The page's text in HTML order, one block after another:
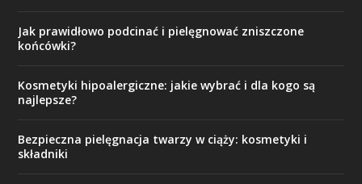
Jak prawidłowo podcinać i pielęgnować zniszczone
końcówki?
Kosmetyki hipoalergiczne: jakie wybrać i dla kogo są
najlepsze?
Bezpieczna pielęgnacja twarzy w ciąży: kosmetyki i
składniki